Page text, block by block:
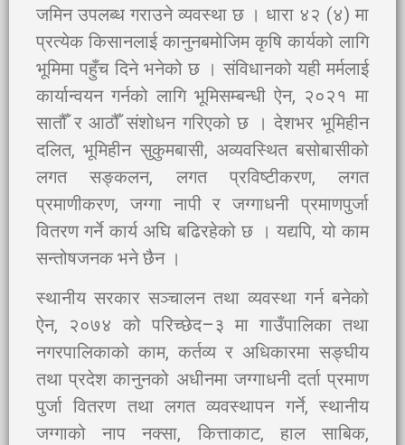
जमिन उपलब्ध गराउने व्यवस्था छ । धारा ४२ (४) मा
प्रत्येक किसानलाई कानुनबमोजिम कृषि कार्यको लागि
भूमिमा पहुँच दिने भनेको छ । संविधानको यही मर्मलाई
कार्यान्वयन गर्नको लागि भूमिसम्बन्धी ऐन, २०२१ मा
सातौँ र आठौँ संशोधन गरिएको छ । देशभर भूमिहीन
दलित, भूमिहीन सुकुमबासी, अव्यवस्थित बसोबासीको
लगत सङ्कलन, लगत प्रविष्टीकरण, लगत
प्रमाणीकरण, जग्गा नापी र जग्गाधनी प्रमाणपुर्जा
वितरण गर्ने कार्य अघि बढिरहेको छ । यद्यपि, यो काम
सन्तोषजनक भने छैन ।
स्थानीय सरकार सञ्चालन तथा व्यवस्था गर्न बनेको
ऐन, २०७४ को परिच्छेद–३ मा गाउँपालिका तथा
नगरपालिकाको काम, कर्तव्य र अधिकारमा सङ्घीय
तथा प्रदेश कानुनको अधीनमा जग्गाधनी दर्ता प्रमाण
पुर्जा वितरण तथा लगत व्यवस्थापन गर्ने, स्थानीय
जग्गाको नाप नक्सा, कित्ताकाट, हाल साबिक,